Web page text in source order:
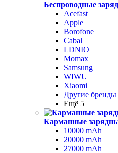
Беспроводные
Acefast
Apple
Borofone
Cabal
LDNIO
Momax
Samsung
WIWU
Xiaomi
Другие бренды
Ещё 5
Карманные
10000 mAh
20000 mAh
27000 mAh